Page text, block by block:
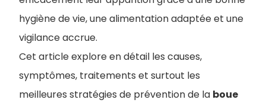
hygiène de vie, une alimentation adaptée et une
vigilance accrue.
Cet article explore en détail les causes,
symptômes, traitements et surtout les
meilleures stratégies de prévention de la boue